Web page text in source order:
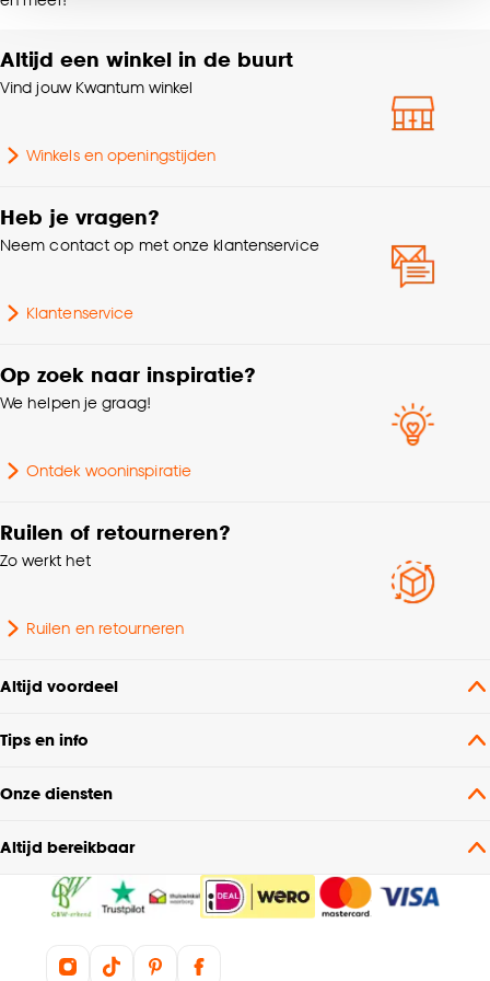
noodzakelijke cookies te accepteren. Je kunt er ook
accepteren door op ‘Cookies aanpassen’ te
klikken.
Goed om te weten is dat je deze keuze altijd nog
kan aanpassen, bekijk hiervoor onze
Kleurtint
Altijd een winkel in de buurt
Vind jouw Kwantum winkel
Winkels en openingstijden
Heb je vragen?
Neem contact op met onze klantenservice
Klantenservice
Op zoek naar inspiratie?
We helpen je graag!
Ontdek wooninspiratie
Ruilen of retourneren?
Zo werkt het
Ruilen en retourneren
Altijd voordeel
Tips en info
Onze diensten
Altijd bereikbaar